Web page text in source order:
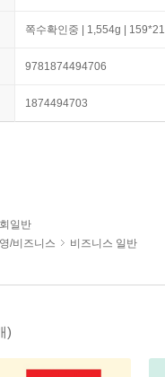
쪽수확인중 | 1,554g |
9781874494706
1874494703
일반
/비즈니스 비즈니스 일반
)